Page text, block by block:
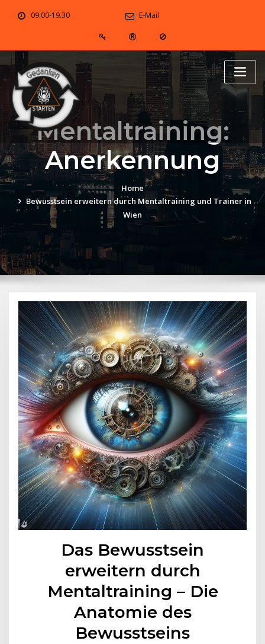
09:00-19.30 E-Mail
Mentaltraining:
Anerkennung
Home
Bewusstsein erweitern durch Mentaltraining und Trainer in
Wien
Das Bewusstsein
erweitern durch
Mentaltraining – Die
Anatomie des
Bewusstseins